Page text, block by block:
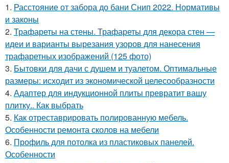
1. Расстояние от забора до бани Снип 2022. Нормативы
и законы
2. Трафареты на стены. Трафареты для декора стен —
идеи и варианты вырезания узоров для нанесения
трафаретных изображений (125 фото)
3. Бытовки для дачи с душем и туалетом. Оптимальные
размеры: исходит из экономической целесообразности
4. Адаптер для индукционной плиты превратит вашу
плитку.. Как выбрать
5. Как отреставрировать полированную мебель.
Особенности ремонта сколов на мебели
6. Профиль для потолка из пластиковых панелей.
Особенности